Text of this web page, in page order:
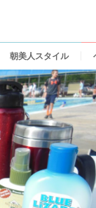
朝美人スタイル